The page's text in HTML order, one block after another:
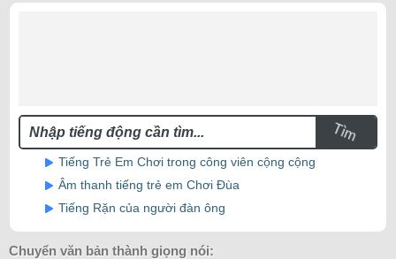
Tìm
Tiếng Trẻ Em Chơi trong công viên cộng cộng
Âm thanh tiếng trẻ em Chơi Đùa
Tiếng Rặn của người đàn ông
Chuyển văn bản thành giọng nói: